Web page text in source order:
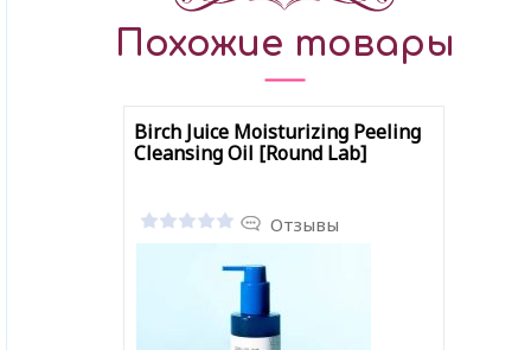
Похожие товары
Birch Juice Moisturizing Peeling
Cleansing Oil [Round Lab]
Отзывы